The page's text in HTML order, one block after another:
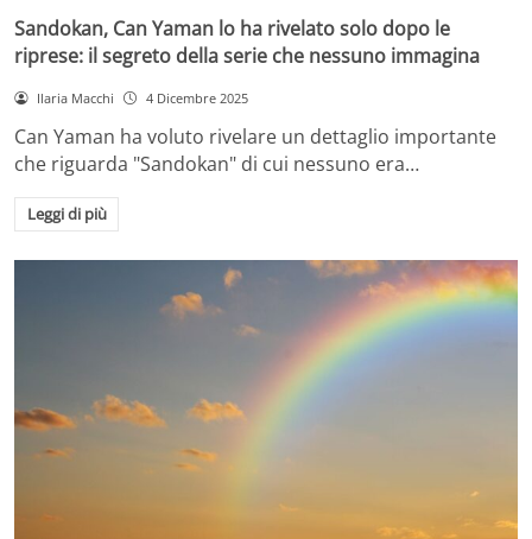
Sandokan, Can Yaman lo ha rivelato solo dopo le
riprese: il segreto della serie che nessuno immagina
Ilaria Macchi 4 Dicembre 2025
Can Yaman ha voluto rivelare un dettaglio importante
che riguarda "Sandokan" di cui nessuno era…
Leggi di più